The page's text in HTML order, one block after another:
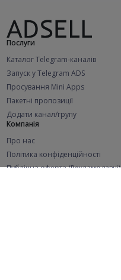
Послуги
Каталог Telegram-каналів
Запуск у Telegram ADS
Просування Mini Apps
Пакетні пропозиції
Додати канал/групу
Компанія
Про нас
Політика конфіденційності
Публічна оферта (Рекламодавці)